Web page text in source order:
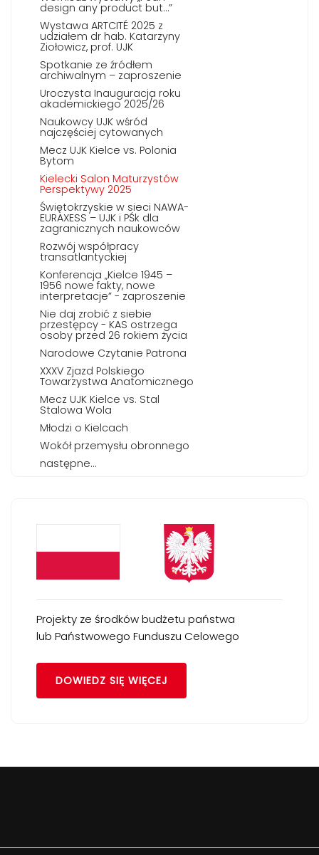
design any product but…”
Wystawa ARTCITÉ 2025 z
udziałem dr hab. Katarzyny
Ziołowicz, prof. UJK
Spotkanie ze źródłem
archiwalnym – zaproszenie
Uroczysta Inauguracja roku
akademickiego 2025/26
Naukowcy UJK wśród
najczęściej cytowanych
Mecz UJK Kielce vs. Polonia
Bytom
Kielecki Salon Maturzystów
Perspektywy 2025
Świętokrzyskie w sieci NAWA-
EURAXESS – UJK i PŚk dla
zagranicznych naukowców
Rozwój współpracy
transatlantyckiej
Konferencja „Kielce 1945 –
1956 nowe fakty, nowe
interpretacje” - zaproszenie
Nie daj zrobić z siebie
przestępcy - KAS ostrzega
osoby przed 26 rokiem życia
Narodowe Czytanie Patrona
XXXV Zjazd Polskiego
Towarzystwa Anatomicznego
Mecz UJK Kielce vs. Stal
Stalowa Wola
Młodzi o Kielcach
Wokół przemysłu obronnego
następne...
Projekty ze środków budżetu państwa
lub Państwowego Funduszu Celowego
DOWIEDZ SIĘ WIĘCEJ